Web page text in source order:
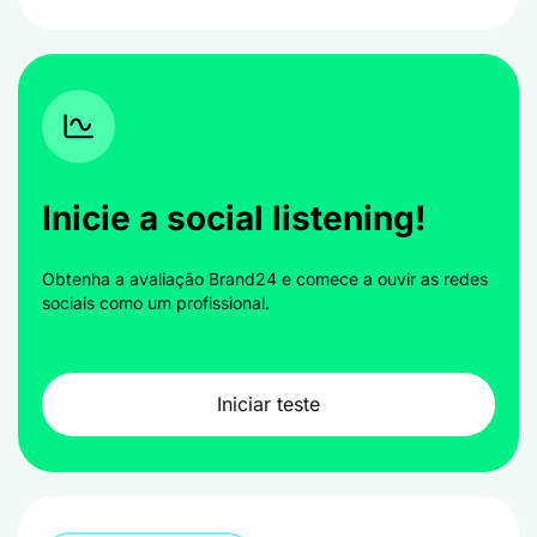
Inicie a social listening!
Obtenha a avaliação Brand24 e comece a ouvir as redes
sociais como um profissional.
Iniciar teste